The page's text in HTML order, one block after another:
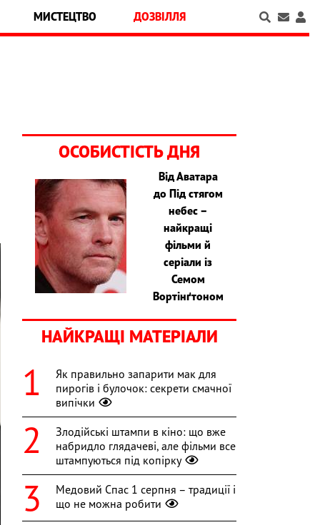
МИСТЕЦТВО ДОЗВІЛЛЯ
ОСОБИСТІСТЬ ДНЯ
Від Аватара
до Під стягом
небес –
найкращі
фільми й
серіали із
Семом
Вортінґтоном
НАЙКРАЩІ МАТЕРІАЛИ
Як правильно запарити мак для
пирогів і булочок: секрети смачної
випічки
Злодійські штампи в кіно: що вже
набридло глядачеві, але фільми все
штампуються під копірку
Медовий Спас 1 серпня – традиції і
що не можна робити